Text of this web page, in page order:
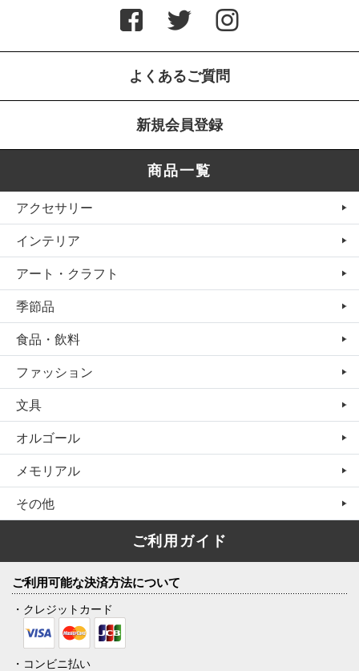
よくあるご質問
新規会員登録
商品一覧
アクセサリー
インテリア
アート・クラフト
季節品
食品・飲料
ファッション
文具
オルゴール
メモリアル
その他
ご利用ガイド
ご利用可能な決済方法について
・クレジットカード
・コンビニ払い